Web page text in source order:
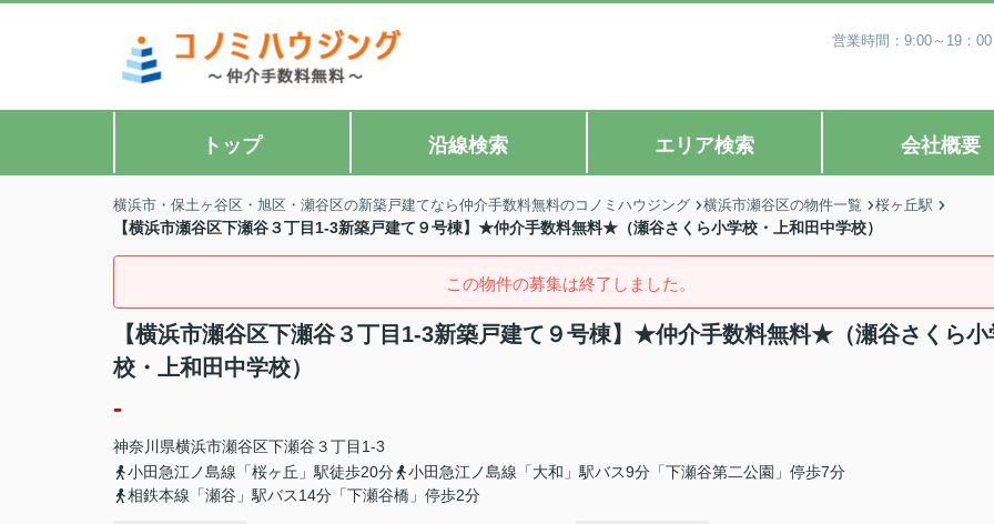
営業時間：9:00～19：
トップ 沿線検索 エリア検索 会社概要
横浜市・保土ヶ谷区・旭区・瀬谷区の新築戸建てなら仲介手数料無料のコノミハウジング 横浜市瀬谷区の物件一覧 桜ヶ丘駅
【横浜市瀬谷区下瀬谷３丁目1-3新築戸建て９号棟】★仲介手数料無料★（瀬谷さくら小学校・上和田中学校）
この物件の募集は終了しました。
【横浜市瀬谷区下瀬谷３丁目1-3新築戸建て９号棟】★仲介手数料無料★（瀬谷さくら小
校・上和田中学校）
-
神奈川県横浜市瀬谷区下瀬谷 ３丁目1-3
小田急江ノ島線「桜ヶ丘」駅徒歩20分
小田急江ノ島線「大和」駅バス9分「下瀬谷第二公園」停歩7分
相鉄本線「瀬谷」駅バス14分「下瀬谷橋」停歩2分